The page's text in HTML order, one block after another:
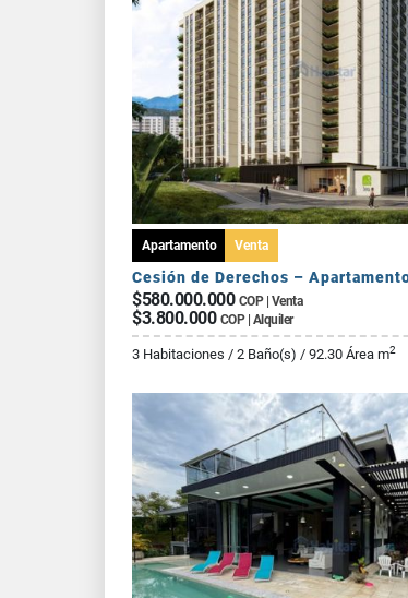
Apartamento Venta
$580.000.000 COP | Venta
$3.800.000 COP | Alquiler
3 Habitaciones / 2 Baño(s) / 92.30 Área m2